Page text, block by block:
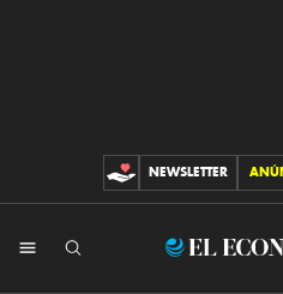
CONTRIBUCIONES
NEWSLETTER
El